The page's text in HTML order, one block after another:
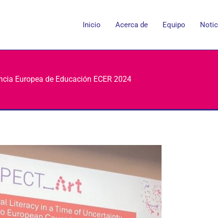
Inicio Acerca de Equipo
Europea de Educación ECER 2024